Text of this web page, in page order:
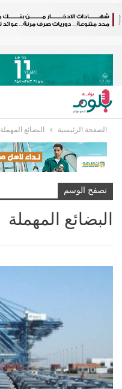
الصفحة الرئيسية البضائع المهملة
تصفح الوسم
البضائع المهملة